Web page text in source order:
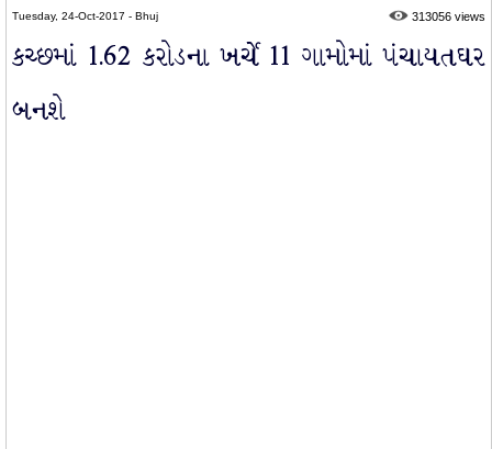
Tuesday, 24-Oct-2017 - Bhuj 313056 views
કચ્છમાં 1.62 કરોડના ખર્ચે 11 ગામોમાં પંચાયતઘર
બનશે